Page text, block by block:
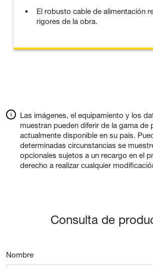
El robusto cable de alimentación
rigores de la obra.
Las imágenes, el equipamiento y los
muestran pueden diferir de la gama de
actualmente disponible en su país.
determinadas circunstancias se
opcionales sujetos a un recargo en el
derecho a realizar cualquier
Consulta de
Nombre